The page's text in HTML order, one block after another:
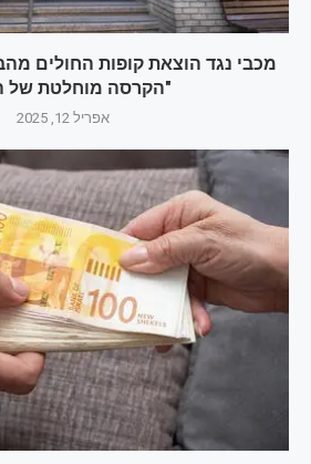
מכבי נגד הוצאת קופות החולים
"הקרסה מוחלטת של
אפריל 12, 2025